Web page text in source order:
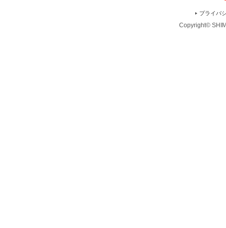
プライバ
Copyright©